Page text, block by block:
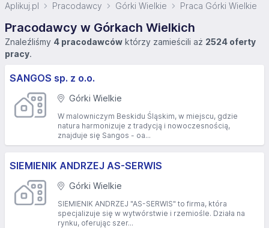
Aplikuj.pl Pracodawcy Górki Wielkie Praca Górki Wielkie
Pracodawcy w Górkach Wielkich
Znaleźliśmy 4 pracodawców którzy zamieścili aż 2524 oferty
pracy.
SANGOS sp. z o.o.
Górki Wielkie
W malowniczym Beskidu Śląskim, w miejscu, gdzie
natura harmonizuje z tradycją i nowoczesnością,
znajduje się Sangos - oa...
SIEMIENIK ANDRZEJ AS-SERWIS
Górki Wielkie
SIEMIENIK ANDRZEJ "AS-SERWIS" to firma, która
specjalizuje się w wytwórstwie i rzemiośle. Działa na
rynku, oferując szer...